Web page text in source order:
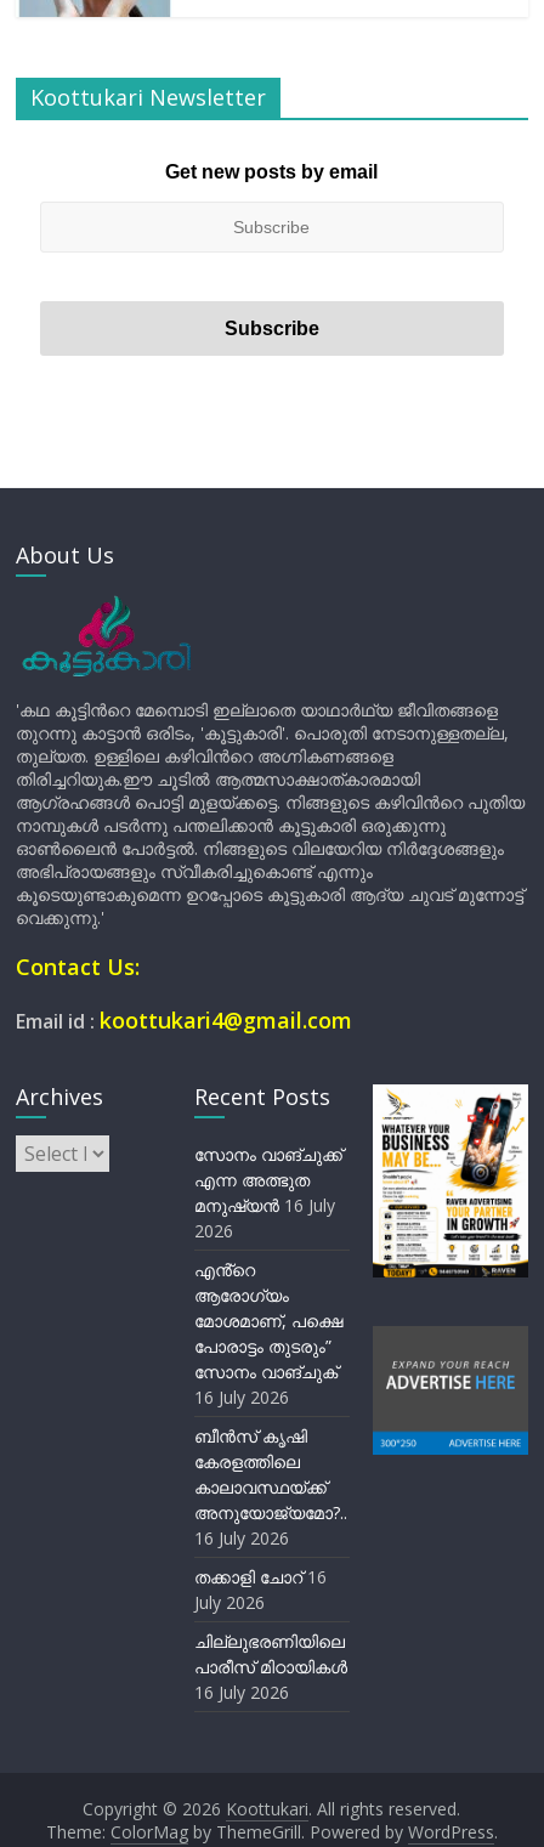
Koottukari Newsletter
Get new posts by email
About Us
'കഥ കൂട്ടിന്‍റെ മേമ്പൊടി ഇല്ലാതെ യാഥാർഥ്യ ജീവിതങ്ങളെ
തുറന്നു കാട്ടാൻ ഒരിടം, 'കൂട്ടുകാരി'. പൊരുതി നേടാനുള്ളതല്ല,
തുല്യത. ഉള്ളിലെ കഴിവിന്‍റെ അഗ്നികണങ്ങളെ
തിരിച്ചറിയുക.ഈ ചൂടിൽ ആത്മസാക്ഷാത്കാരമായി
ആഗ്രഹങ്ങൾ പൊട്ടി മുളയ്ക്കട്ടെ. നിങ്ങളുടെ കഴിവിന്‍റെ പുതിയ
നാമ്പുകൾ പടർന്നു പന്തലിക്കാൻ കൂട്ടുകാരി ഒരുക്കുന്നു
ഓൺലൈൻ പോർട്ടൽ. നിങ്ങളുടെ വിലയേറിയ നിർദ്ദേശങ്ങളും
അഭിപ്രായങ്ങളും സ്വീകരിച്ചുകൊണ്ട് എന്നും
കൂടെയുണ്ടാകുമെന്ന ഉറപ്പോടെ കൂട്ടുകാരി ആദ്യ ചുവട് മുന്നോട്ട്
വെക്കുന്നു.'
Contact Us:
Email id : koottukari4@gmail.com
Archives
Archives
Recent Posts
സോനം വാങ്ചുക്ക്
എന്ന അത്ഭുത
മനുഷ്യന്‍ 16 July
2026
എൻ്റെ
ആരോഗ്യം
മോശമാണ്, പക്ഷെ
പോരാട്ടം തുടരും”
സോനം വാങ്ചുക്
16 July 2026
ബീന്‍സ് കൃഷി
കേരളത്തിലെ
കാലാവസ്ഥയ്ക്ക്
അനുയോജ്യമോ?..
16 July 2026
തക്കാളി ചോറ് 16
July 2026
ചില്ലുഭരണിയിലെ
പാരീസ് മിഠായികള്‍
16 July 2026
Copyright © 2026 Koottukari. All rights reserved.
Theme: ColorMagby ThemeGrill. Powered by WordPress.